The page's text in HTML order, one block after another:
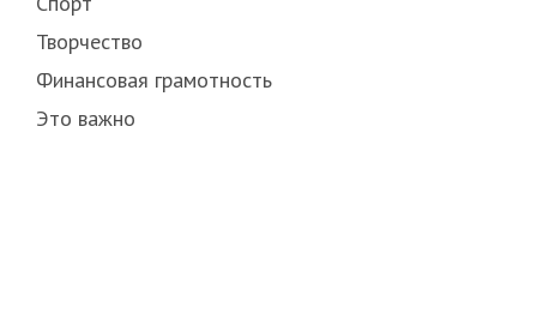
Творчество
Финансовая грамотность
Это важно